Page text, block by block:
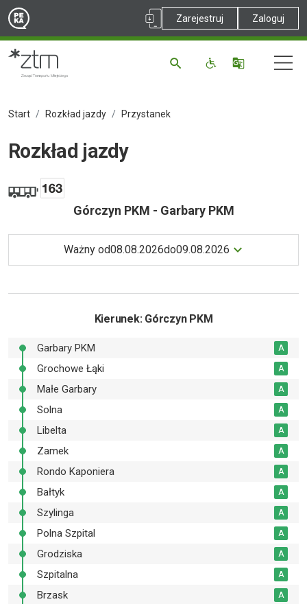
Zarejestruj Zaloguj
Start Rozkład jazdy Przystanek
Rozkład jazdy
Górczyn PKM - Garbary PKM
Ważny od08.08.2026do09.08.2026
Kierunek: Górczyn PKM
Garbary PKM A
Grochowe Łąki A
Małe Garbary A
Solna A
Libelta A
Zamek A
Rondo Kaponiera A
Bałtyk A
Szylinga A
Polna Szpital A
Grodziska A
Szpitalna A
Brzask A